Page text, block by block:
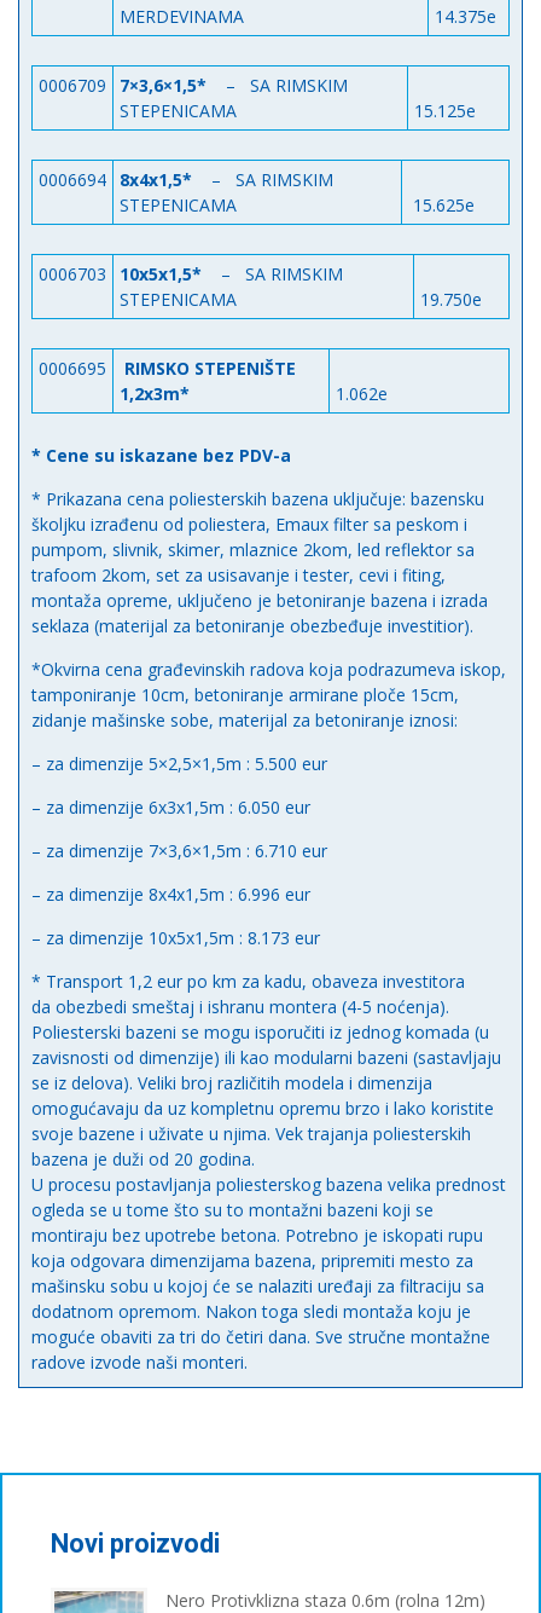
MERDEVINAMA
14.375e
0006709 7×3,6×1,5*
– SA RIMSKIM
STEPENICAMA
15.125e
0006694 8x4x1,5*
– SA RIMSKIM
STEPENICAMA
15.625e
0006703 10x5x1,5*
– SA RIMSKIM
STEPENICAMA
19.750e
0006695
RIMSKO STEPENIŠTE
1,2x3m*
1.062e
* Cene su iskazane bez PDV-a
* Prikazana cena poliesterskih bazena uključuje: bazensku
školjku izrađenu od poliestera, Emaux filter sa peskom i
pumpom, slivnik, skimer, mlaznice 2kom, led reflektor sa
trafoom 2kom, set za usisavanje i tester, cevi i fiting,
montaža opreme, uključeno je betoniranje bazena i izrada
seklaza (materijal za betoniranje obezbeđuje investitior).
*Okvirna cena građevinskih radova koja podrazumeva iskop,
tamponiranje 10cm, betoniranje armirane ploče 15cm,
zidanje mašinske sobe, materijal za betoniranje iznosi:
– za dimenzije 5×2,5×1,5m : 5.500 eur
– za dimenzije 6x3x1,5m : 6.050 eur
– za dimenzije 7×3,6×1,5m : 6.710 eur
– za dimenzije 8x4x1,5m : 6.996 eur
– za dimenzije 10x5x1,5m : 8.173 eur
* Transport 1,2 eur po km za kadu, obaveza investitora
da obezbedi smeštaj i ishranu montera (4-5 noćenja).
Poliesterski bazeni se mogu isporučiti iz jednog komada (u
zavisnosti od dimenzije) ili kao modularni bazeni (sastavljaju
se iz delova). Veliki broj različitih modela i dimenzija
omogućavaju da uz kompletnu opremu brzo i lako koristite
svoje bazene i uživate u njima. Vek trajanja poliesterskih
bazena je duži od 20 godina.
U procesu postavljanja poliesterskog bazena velika prednost
ogleda se u tome što su to montažni bazeni koji se
montiraju bez upotrebe betona. Potrebno je iskopati rupu
koja odgovara dimenzijama bazena, pripremiti mesto za
mašinsku sobu u kojoj će se nalaziti uređaji za filtraciju sa
dodatnom opremom. Nakon toga sledi montaža koju je
moguće obaviti za tri do četiri dana. Sve stručne montažne
radove izvode naši monteri.
Novi proizvodi
Nero Protivklizna staza 0.6m (rolna 12m)